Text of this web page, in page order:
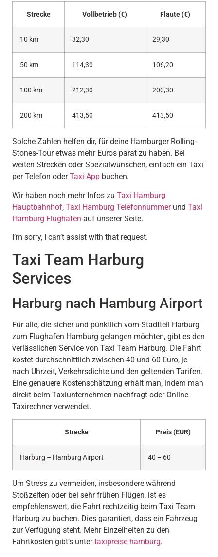
Strecke Vollbetrieb (€) Flaute (€)
10 km 32,30 29,30
50 km 114,30 106,20
100 km 212,30 200,30
200 km 413,50 413,50
Solche Zahlen helfen dir, für deine Hamburger Rolling-
Stones-Tour etwas mehr Euros parat zu haben. Bei
weiten Strecken oder Spezialwünschen, einfach ein Taxi
per Telefon oderTaxi-App buchen.
Wir haben noch mehr Infos zu Taxi Hamburg
Hauptbahnhof, Taxi Hamburg Telefonnummerund Taxi
Hamburg Flughafen auf unserer Seite.
I’m sorry, I can’t assist with that request.
Taxi Team Harburg
Services
Harburg nach Hamburg Airport
Für alle, die sicher und pünktlich vom Stadtteil Harburg
zum Flughafen Hamburg gelangen möchten, gibt es den
verlässlichen Service von Taxi Team Harburg. Die Fahrt
kostet durchschnittlich zwischen 40 und 60 Euro, je
nach Uhrzeit, Verkehrsdichte und den geltenden Tarifen.
Eine genauere Kostenschätzung erhält man, indem man
direkt beim Taxiunternehmen nachfragt oder Online-
Taxirechner verwendet.
Strecke Preis (EUR)
Harburg – Hamburg Airport 40 – 60
Um Stress zu vermeiden, insbesondere während
Stoßzeiten oder bei sehr frühen Flügen, ist es
empfehlenswert, die Fahrt rechtzeitig beim Taxi Team
Harburg zu buchen. Dies garantiert, dass ein Fahrzeug
zur Verfügung steht. Mehr Einzelheiten zu den
Fahrtkosten gibt’s untertaxipreise hamburg.